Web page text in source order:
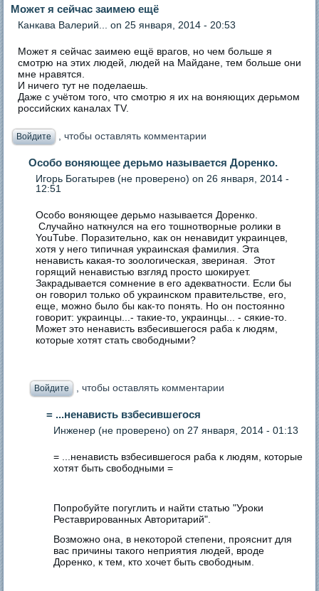
Может я сейчас заимею ещё
Канкава Валерий... on 25 января, 2014 - 20:53
Может я сейчас заимею ещё врагов, но чем больше я
смотрю на этих людей, людей на Майдане, тем больше они
мне нравятся.
И ничего тут не поделаешь.
Даже с учётом того, что смотрю я их на воняющих дерьмом
российских каналах TV.
Войдите , чтобы оставлять комментарии
Особо воняющее дерьмо называется Доренко.
Игорь Богатырев (не проверено) on 26 января, 2014 -
12:51
Особо воняющее дерьмо называется Доренко.
Случайно наткнулся на его тошнотворные ролики в
YouTube. Поразительно, как он ненавидит украинцев,
хотя у него типичная украинская фамилия. Эта
ненависть какая-то зоологическая, звериная. Этот
горящий ненавистью взгляд просто шокирует.
Закрадывается сомнение в его адекватности. Если бы
он говорил только об украинском правительстве, его,
еще, можно было бы как-то понять. Но он постоянно
говорит: украинцы...- такие-то, украинцы... - сякие-то.
Может это ненависть взбесившегося раба к людям,
которые хотят стать свободными?
Войдите , чтобы оставлять комментарии
= ...ненависть взбесившегося
Инженер (не проверено) on 27 января, 2014 - 01:13
= ...ненависть взбесившегося раба к людям, которые
хотят быть свободными =
Попробуйте погуглить и найти статью "Уроки
Реставрированных Авторитарий".
Возможно она, в некоторой степени, прояснит для
вас причины такого неприятия людей, вроде
Доренко, к тем, кто хочет быть свободным.